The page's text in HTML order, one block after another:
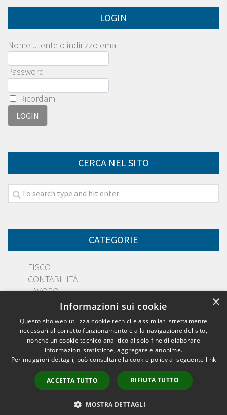
LOGIN
Nome utente o indirizzo email
Password
Ricordami
CERCA NEL SITO
CATEGORIE
FISCO
CONTABILITÀ
LAVORO
Dott. Salvatore Muscatello © 2026. All Rights Reserved.
×
Informazioni sui cookie
Questo sito web utilizza cookie tecnici e assimilati strettamente
necessari al corretto funzionamento e alla navigazione del sito,
nonché un cookie tecnico analitico al solo fine di elaborare
informazioni statistiche, aggregate e anonime.
Per maggiori dettagli, può consultare la cookie policy al seguente link
ACCETTA TUTTO RIFIUTA TUTTO
MOSTRA DETTAGLI